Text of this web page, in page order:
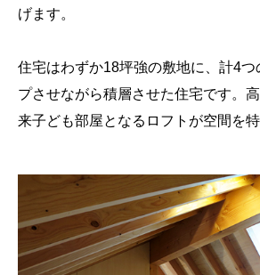
げます。
住宅はわずか18坪強の敷地に、計4つ
プさせながら積層させた住宅です。
来子ども部屋となるロフトが空間を特